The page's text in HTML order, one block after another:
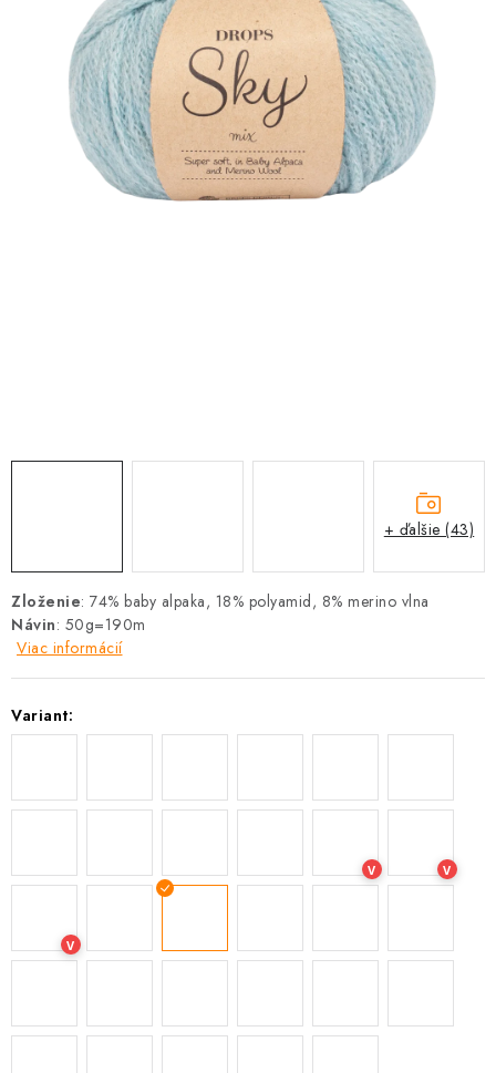
Zloženie: 74% baby alpaka, 18% polyamid, 8% merino vlna
Návin: 50g=190m
Viac informácií
Variant:
V V
V
+ ďalšie (43)